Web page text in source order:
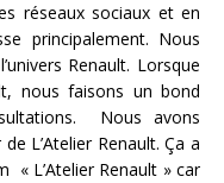
réseaux sociaux et en
principalement. Nous
Renault. Lorsque
nous faisons un bond
Nous avons
L’Atelier Renault. Ça a
« L’Atelier Renault » car